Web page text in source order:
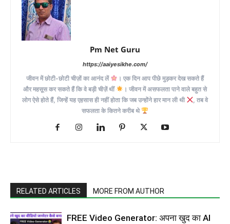
Pm Net Guru
https://aaiyesikhe.com/
जीवन में छोटी-छोटी चीज़ों का आनंद लें
। एक दिन आप पीछे मुड़कर देख सकते हैं
और महसूस कर सकते हैं कि वे बड़ी चीज़ें थीं
। जीवन में असफलता पाने वाले बहुत से
लोग ऐसे होते हैं, जिन्हें यह एहसास ही नहीं होता कि जब उन्होंने हार मान ली थी
, तब वे
सफलता के कितने करीब थे
RELATED ARTICLES MORE FROM AUTHOR
FREE Video Generator: अपना खुद का AI